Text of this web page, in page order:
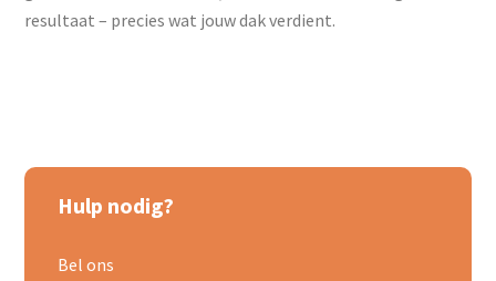
resultaat – precies wat jouw dak verdient.
Hulp nodig?
Bel ons